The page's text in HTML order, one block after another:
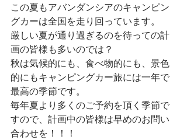
この夏もアバンダンシアのキャンピン
グカーは全国を走り回っています。
厳しい夏が通り過ぎるのを待っての計
画の皆様も多いのでは？
秋は気候的にも、食べ物的にも、景色
的にもキャンピングカー旅には一年で
最高の季節です。
毎年夏より多くのご予約を頂く季節で
すので、計画中の皆様は早めのお問い
合わせを！！！